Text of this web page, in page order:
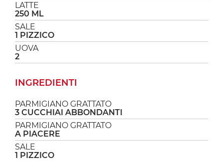
LATTE
250 ML
SALE
1 PIZZICO
UOVA
2
INGREDIENTI
PARMIGIANO GRATTATO
3 CUCCHIAI ABBONDANTI
PARMIGIANO GRATTATO
A PIACERE
SALE
1 PIZZICO